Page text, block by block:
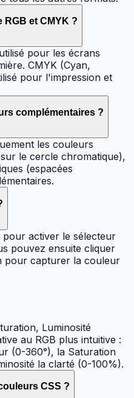
RGB et CMYK ?
pour les écrans
CMYK (Cyan,
pour l'impression et
complémentaires ?
les couleurs
le cercle chromatique),
(espacées
activer le sélecteur
pouvez ensuite cliquer
pour capturer la couleur
Luminosité
au RGB plus intuitive :
(0-360°), la Saturation
la clarté (0-100%).
CSS ?